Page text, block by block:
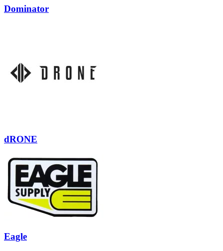
Dominator
dRONE
Eagle